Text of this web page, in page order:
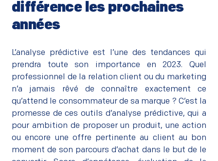
différence les prochaines
années
L’analyse prédictive est l’une des tendances qui
prendra toute son importance en 2023. Quel
professionnel de la relation client ou du marketing
n’a jamais rêvé de connaître exactement ce
qu’attend le consommateur de sa marque ? C’est la
promesse de ces outils d’analyse prédictive, qui a
pour ambition de proposer un produit, une action
ou encore une offre pertinente au client au bon
moment de son parcours d’achat dans le but de le